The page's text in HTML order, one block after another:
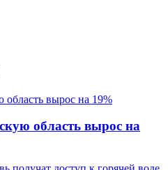
область вырос на